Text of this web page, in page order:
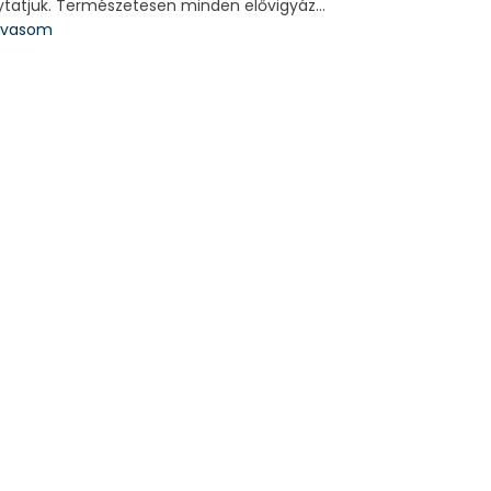
Természetesen minden elővigyáz...